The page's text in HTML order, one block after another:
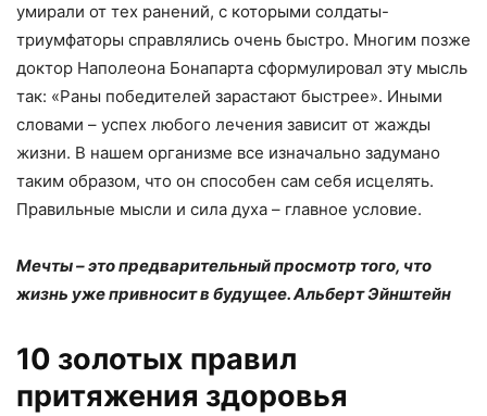
умирали от тех ранений, с которыми солдаты-
триумфаторы справлялись очень быстро. Многим позже
доктор Наполеона Бонапарта сформулировал эту мысль
так: «Раны победителей зарастают быстрее». Иными
словами – успех любого лечения зависит от жажды
жизни. В нашем организме все изначально задумано
таким образом, что он способен сам себя исцелять.
Правильные мысли и сила духа – главное условие.
Мечты – это предварительный просмотр того, что
жизнь уже привносит в будущее. Альберт Эйнштейн
10 золотых правил
притяжения здоровья